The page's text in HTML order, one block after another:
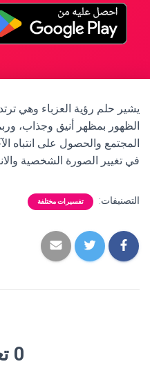
يشير حلم رؤية العزباء وهي
الظهور بمظهر أنيق وجذاب،
المجتمع والحصول على انتباه
في تغيير الصورة الشخصية
التصنيفات: تفسيرات مختلفة
0 تعليق